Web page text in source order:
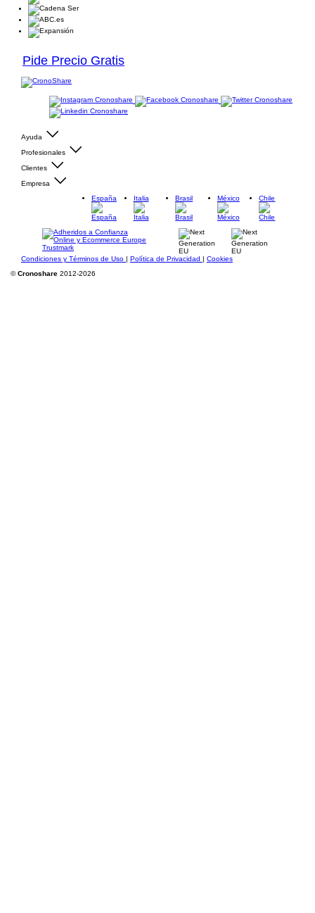
Pide Precio Gratis
Ayuda
Profesionales
Clientes
Empresa
España
Italia Brasil México Chile
Condiciones y Términos de Uso | Política de Privacidad | Cookies
©Cronoshare 2012-2026